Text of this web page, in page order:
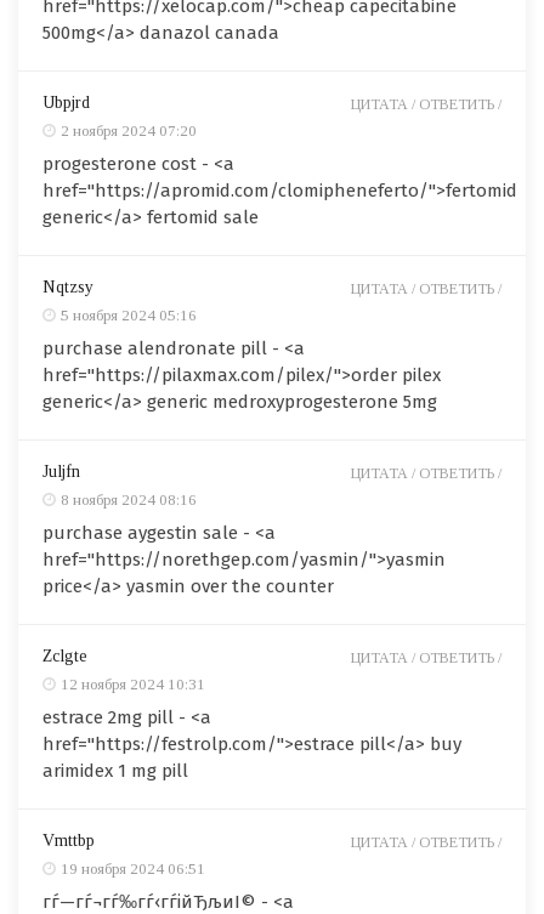
href="https://xelocap.com/">cheap capecitabine
500mg</a> danazol canada
Ubpjrd
2 ноября 2024 07:20
progesterone cost - <a
href="https://apromid.com/clomipheneferto/">fertomid
generic</a> fertomid sale
ЦИТАТА / ОТВЕТИТЬ /
Nqtzsy
5 ноября 2024 05:16
purchase alendronate pill - <a
href="https://pilaxmax.com/pilex/">order pilex
generic</a> generic medroxyprogesterone 5mg
ЦИТАТА / ОТВЕТИТЬ /
Juljfn
8 ноября 2024 08:16
purchase aygestin sale - <a
href="https://norethgep.com/yasmin/">yasmin
price</a> yasmin over the counter
ЦИТАТА / ОТВЕТИТЬ /
Zclgte
12 ноября 2024 10:31
estrace 2mg pill - <a
href="https://festrolp.com/">estrace pill</a> buy
arimidex 1 mg pill
ЦИТАТА / ОТВЕТИТЬ /
Vmttbp
19 ноября 2024 06:51
гѓ—гѓ¬гѓ‰гѓ‹гѓійЂљиІ© - <a
ЦИТАТА / ОТВЕТИТЬ /